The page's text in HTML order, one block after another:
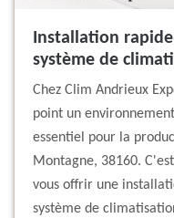
Installation
système de
Chez Clim Andrieux
point un
essentiel pour la
Montagne, 38160.
vous offrir une
système de